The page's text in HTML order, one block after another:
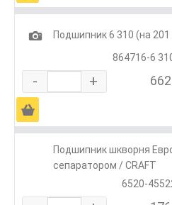
1
Подшипник 6 310 (на
864716-6
- +
Ä
Подшипник шкворня
сепаратором / CRAFT
6520-